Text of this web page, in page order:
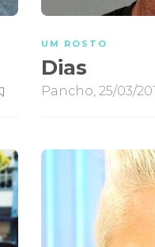
UM ROSTO
Dias
Pancho 25/03/